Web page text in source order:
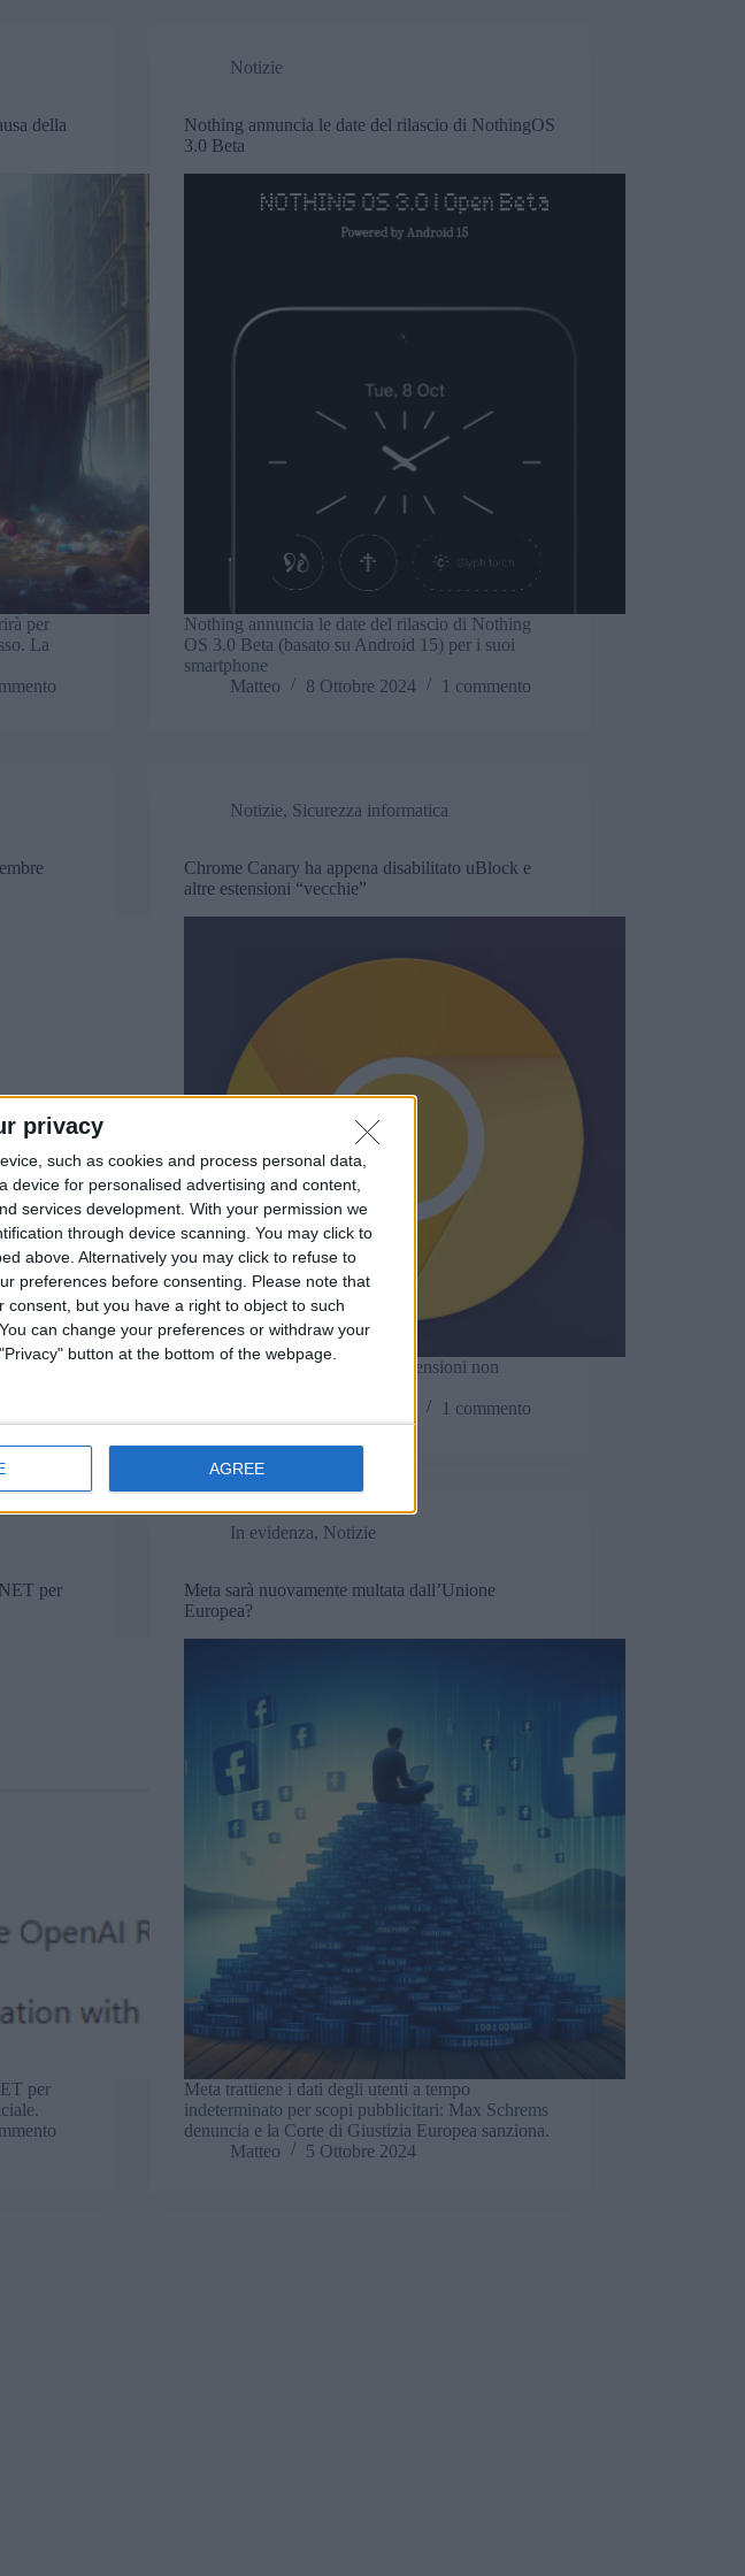
privacy
such as cookies and process personal data,
for personalised advertising and content,
services development. With your permission we
through device scanning. You may click to
above. Alternatively you may click to refuse to
preferences before consenting.
Please note that
but you have a right to object to such
can change your preferences or withdraw your
button at the bottom of the webpage.
AGREE
della
per
La
Notizie
Nothing annuncia le date del rilascio di NothingOS
3.0 Beta
Nothing annuncia le date del rilascio di Nothing
OS 3.0 Beta (basato su Android 15) per i suoi
smartphone
Matteo
8 Ottobre 2024 1 commento
Notizie, Sicurezza informatica
Chrome Canary ha appena disabilitato uBlock e
altre estensioni “vecchie”
Chrome presto disabiliterà le estensioni non
1 commento
per
per
In evidenza, Notizie
Meta sarà nuovamente multata dall’Unione
Europea?
Meta trattiene i dati degli utenti a tempo
indeterminato per scopi pubblicitari: Max Schrems
denuncia e la Corte di Giustizia Europea sanziona.
Matteo
5 Ottobre 2024